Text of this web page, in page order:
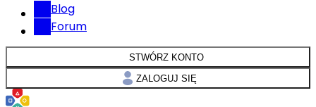
Blog
Forum
STWÓRZ KONTO
ZALOGUJ SIĘ